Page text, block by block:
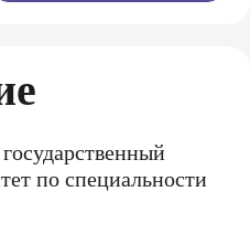
по специальности